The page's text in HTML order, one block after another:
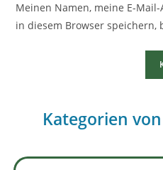
Meinen Namen, meine E-
in diesem Browser speichern,
Kategorien